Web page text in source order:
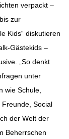
verpackt –
zur
Kids“ diskutieren
Gästekids –
„So denkt
unter
wie Schule,
Social
der Welt der
Beherrschen